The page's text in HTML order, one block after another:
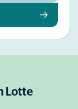
Lotte